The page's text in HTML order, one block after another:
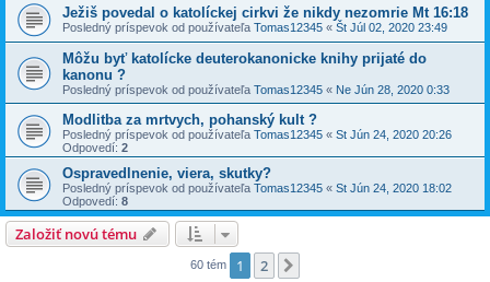
Ježiš povedal o katolíckej cirkvi že nikdy nezomrie Mt 16:18
Posledný príspevok od používateľa Tomas12345 « Št Júl 02, 2020 23:49
Môžu byť katolícke deuterokanonicke knihy prijaté do
kanonu ?
Posledný príspevok od používateľa Tomas12345 « Ne Jún 28, 2020 0:33
Modlitba za mrtvych, pohanský kult ?
Posledný príspevok od používateľa Tomas12345 « St Jún 24, 2020 20:26
Odpovedí: 2
Ospravedlnenie, viera, skutky?
Posledný príspevok od používateľa Tomas12345 « St Jún 24, 2020 18:02
Odpovedí: 8
Založiť novú tému
60 tém 1 2